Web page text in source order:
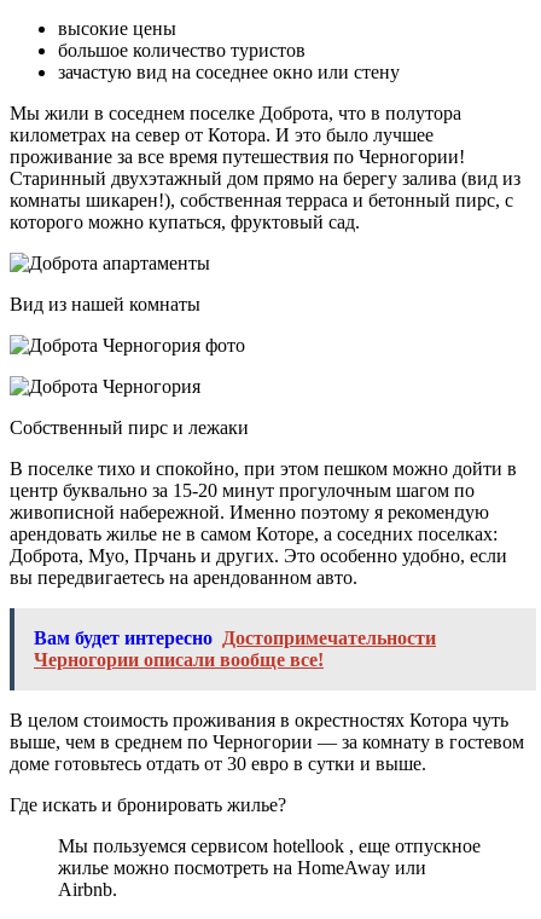
высокие цены
большое количество туристов
зачастую вид на соседнее окно или стену
Мы жили в соседнем поселке Доброта, что в полутора
километрах на север от Котора. И это было лучшее
проживание за все время путешествия по Черногории!
Старинный двухэтажный дом прямо на берегу залива (вид из
комнаты шикарен!), собственная терраса и бетонный пирс, с
которого можно купаться, фруктовый сад.
Вид из нашей комнаты
Собственный пирс и лежаки
В поселке тихо и спокойно, при этом пешком можно дойти в
центр буквально за 15-20 минут прогулочным шагом по
живописной набережной. Именно поэтому я рекомендую
арендовать жилье не в самом Которе, а соседних поселках:
Доброта, Муо, Прчань и других. Это особенно удобно, если
вы передвигаетесь на арендованном авто.
Вам будет интересно Достопримечательности
Черногории описали вообще все!
В целом стоимость проживания в окрестностях Котора чуть
выше, чем в среднем по Черногории — за комнату в гостевом
доме готовьтесь отдать от 30 евро в сутки и выше.
Где искать и бронировать жилье?
Мы пользуемся сервисом hotellook , еще отпускное
жилье можно посмотреть на HomeAway или
Airbnb.